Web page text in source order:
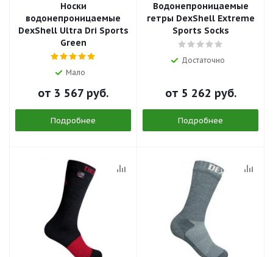
Носки
водонепроницаемые
DexShell Ultra Dri Sports
Green
Мало
от 3 567 руб.
Подробнее
Водонепроницаемые
гетры DexShell Extreme
Sports Socks
Достаточно
от 5 262 руб.
Подробнее